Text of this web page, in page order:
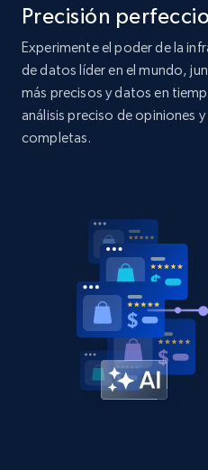
specified URL
URL, Domain, Country
Sku, Product id, Product
and more.
353+
specified UPC
URL, Domain, Country
Sku, Product id, Product
and more.
2.1K+ 353+
Precisión
Experimente el poder de la
de datos líder en el mundo,
más precisos y datos en
análisis preciso de opiniones
completas.